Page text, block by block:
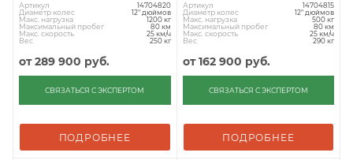
Артикул 14704820
Диаметр колес 12" дюймов
Макс. нагрузка 1200 кг
Максимальный пробег 80 км
Макс. скорость 25 км/ч
Вес 250 кг
от289 900 руб.
СВЯЗАТЬСЯ С ЭКСПЕРТОМ
ПОДРОБНЕЕ
Артикул 14704815
Диаметр колес 12" дюймов
Макс. нагрузка 500 кг
Максимальный пробег 80 км
Макс. скорость 25 км/ч
Вес 290 кг
от162 900 руб.
СВЯЗАТЬСЯ С ЭКСПЕРТОМ
ПОДРОБНЕЕ